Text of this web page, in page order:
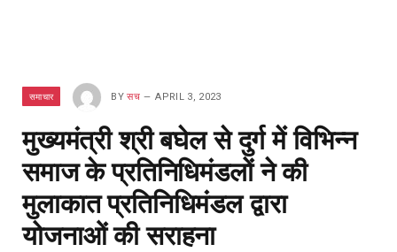
समाचार BY सच APRIL 3, 2023
मुख्यमंत्री श्री बघेल से दुर्ग में विभिन्न
समाज के प्रतिनिधिमंडलों ने की
मुलाकात प्रतिनिधिमंडल द्वारा
योजनाओं की सराहना